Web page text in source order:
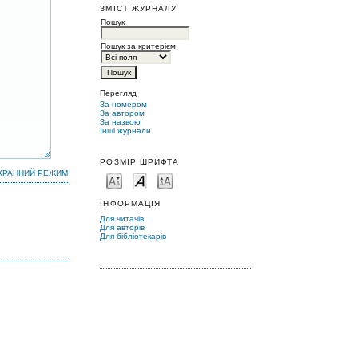
ЗМІСТ ЖУРНАЛУ
Пошук
Пошук за критерієм
Перегляд
За номером
За автором
За назвою
Інші журнали
РОЗМІР ШРИФТА
ІНФОРМАЦІЯ
Для читачів
Для авторів
Для бібліотекарів
РЕЖИМ